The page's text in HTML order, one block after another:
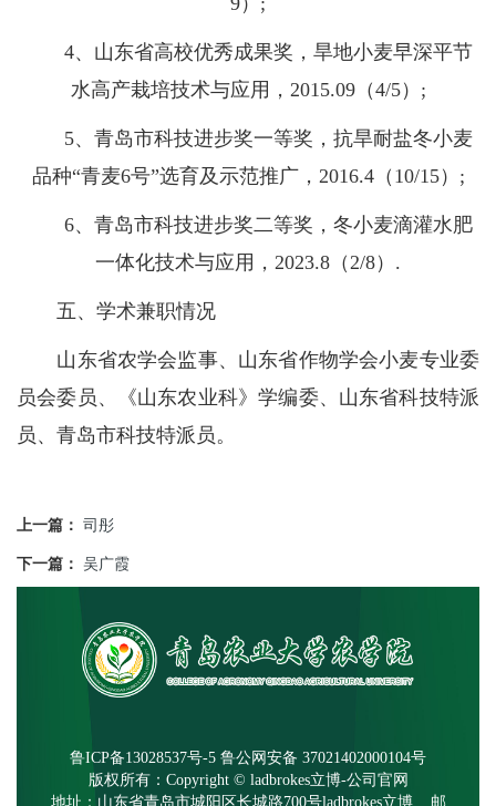
4、山东省高校优秀成果奖，旱地小麦早深平节
水高产栽培技术与应用，2015.09（4/5）;
5、青岛市科技进步奖一等奖，抗旱耐盐冬小麦
品种“青麦6号”选育及示范推广，2016.4（10/15）;
6、青岛市科技进步奖二等奖，冬小麦滴灌水肥
一体化技术与应用，2023.8（2/8）.
五、学术兼职情况
山东省农学会监事、山东省作物学会小麦专业委
员会委员、《山东农业科》学编委、山东省科技特派
员、青岛市科技特派员。
上一篇： 司彤
下一篇： 吴广霞
鲁ICP备13028537号-5 鲁公网安备 37021402000104号
版权所有：Copyright © ladbrokes立博-公司官网
地址：山东省青岛市城阳区长城路700号ladbrokes立博 邮